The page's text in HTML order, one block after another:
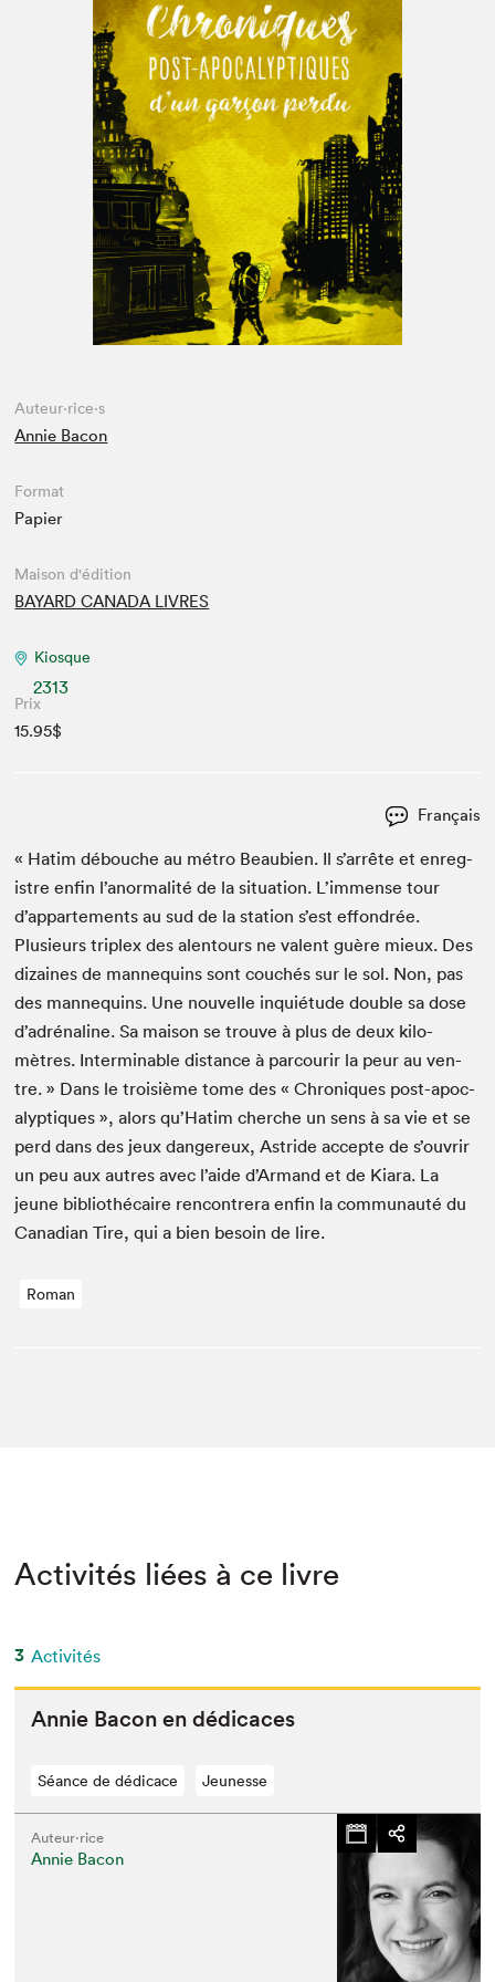
Espace médias
Auteur·rice·s
Annie Bacon
Format
Papier
Maison d'édition
BAYARD CANADA LIVRES
Kiosque
2313
Prix
15.95$
Français
« Hatim débouche au métro Beaubi­en. Il s’arrête et enreg­
istre enfin l’anormalité de la sit­u­a­tion. L’immense tour
d’appartements au sud de la sta­tion s’est effon­drée.
Plusieurs triplex des alen­tours ne valent guère mieux. Des
dizaines de man­nequins sont couchés sur le sol. Non, pas
des man­nequins. Une nou­velle inquié­tude dou­ble sa dose
d’adrénaline. Sa mai­son se trou­ve à plus de deux kilo­
mètres. Inter­minable dis­tance à par­courir la peur au ven­
tre. » Dans le troisième tome des « Chroniques post-apoc­
a­lyp­tiques », alors qu’Hatim cherche un sens à sa vie et se
perd dans des jeux dan­gereux, Astride accepte de s’ouvrir
un peu aux autres avec l’aide d’Armand et de Kiara. La
jeune bib­lio­thé­caire ren­con­tr­era enfin la com­mu­nauté du
Cana­di­an Tire, qui a bien besoin de lire.
Roman
Activités liées à ce livre
3 Activités
Annie Bacon en dédicaces
Séance de dédicace Jeunesse
Auteur·rice
Annie Bacon